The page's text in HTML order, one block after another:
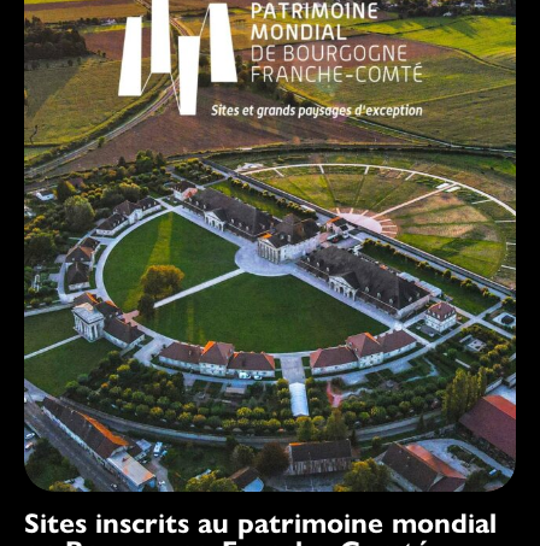
Sites inscrits au patrimoine mondial